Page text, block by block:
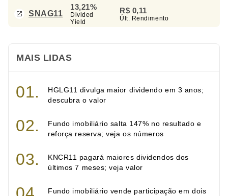
SNAG11
13,21%
Divided
Yield
R$ 0,11
Últ. Rendimento
MAIS LIDAS
HGLG11 divulga maior dividendo em 3 anos;
descubra o valor
Fundo imobiliário salta 147% no resultado e
reforça reserva; veja os números
KNCR11 pagará maiores dividendos dos
últimos 7 meses; veja valor
Fundo imobiliário vende participação em dois